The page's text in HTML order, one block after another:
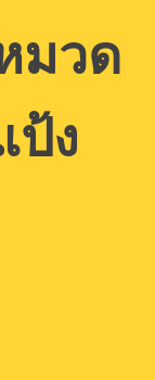
มวด
ป้ง